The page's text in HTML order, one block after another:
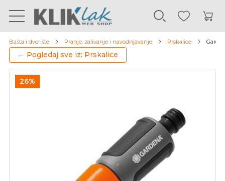
Bašta i dvorište Pranje, zalivanje i navodnjavanje Prskalice
← Pogledaj sve iz: Prskalice
26%